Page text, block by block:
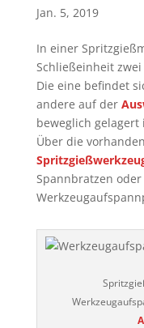
Jan. 5, 2019
In einer
Schließeinheit
Die eine befindet
andere auf der
beweglich gelagert
Über die
Spannbratzen